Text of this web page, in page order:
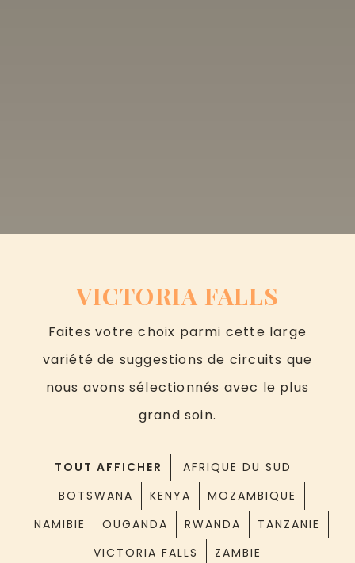
VICTORIA FALLS
Faites votre choix parmi cette large
variété de suggestions de circuits que
nous avons sélectionnés avec le plus
grand soin.
TOUT AFFICHER
AFRIQUE DU SUD
BOTSWANA
KENYA
MOZAMBIQUE
NAMIBIE
OUGANDA RWANDA
TANZANIE
VICTORIA FALLS
ZAMBIE